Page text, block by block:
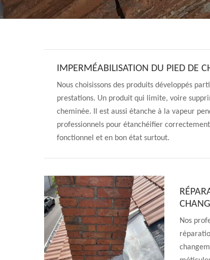
IMPERMÉABILISATION DU PIED DE
Nous choisissons des produits développés
prestations. Un produit qui limite, voire
cheminée. Il est aussi étanche à la vapeur
professionnels pour étanchéifier
fonctionnel et en bon état surtout.
Nos